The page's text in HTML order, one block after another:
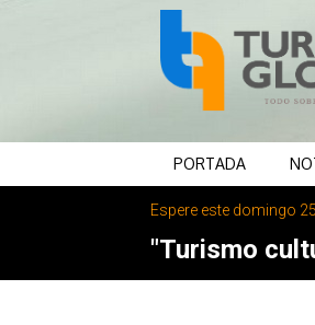
PORTADA
Espere este domingo
"Turismo